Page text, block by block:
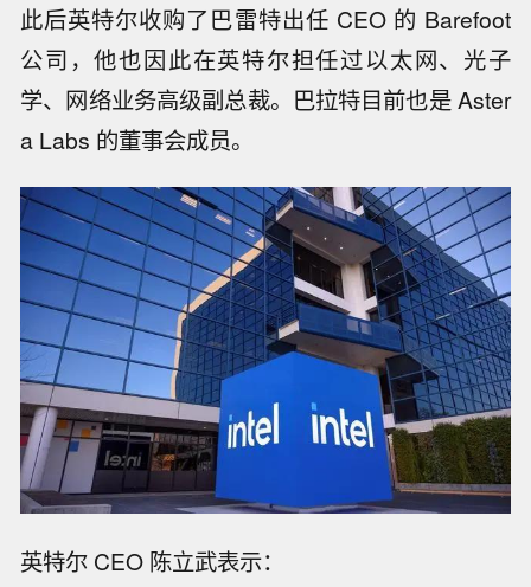
此后英特尔收购了巴雷特出任 CEO 的 Barefoot
公司，他也因此在英特尔担任过以太网、光子
学、网络业务高级副总裁。巴拉特目前也是 Aster
a Labs 的董事会成员。
英特尔 CEO 陈立武表示：